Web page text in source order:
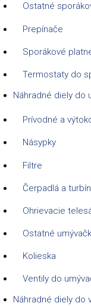
Ostatné
Prepínače
Sporákové
Termostaty do
Náhradné diely do
Prívodné a
Násypky
Filtre
Čerpadlá a
Ohrievacie
Ostatné
Kolieska
Ventily do
Náhradné diely do